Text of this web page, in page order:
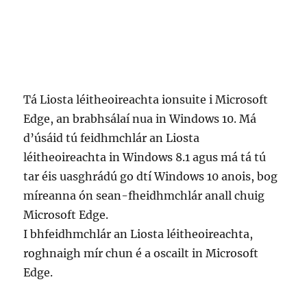
Tá Liosta léitheoireachta ionsuite i Microsoft
Edge, an brabhsálaí nua in Windows 10. Má
d’úsáid tú feidhmchlár an Liosta
léitheoireachta in Windows 8.1 agus má tá tú
tar éis uasghrádú go dtí Windows 10 anois, bog
míreanna ón sean-fheidhmchlár anall chuig
Microsoft Edge.
I bhfeidhmchlár an Liosta léitheoireachta,
roghnaigh mír chun é a oscailt in Microsoft
Edge.